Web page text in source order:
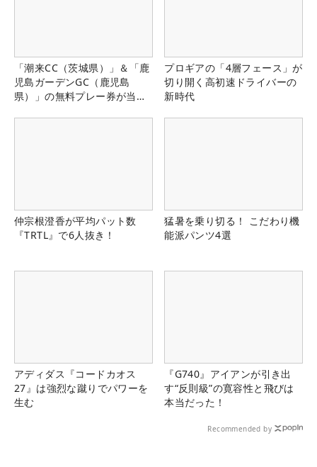
「潮来CC（茨城県）」＆「鹿
児島ガーデンGC（鹿児島
県）」の無料プレー券が当た
プロギアの「4層フェース」が
切り開く高初速ドライバーの
新時代
仲宗根澄香が平均パット数
『TRTL』で6人抜き！
猛暑を乗り切る！ こだわり機
能派パンツ4選
アディダス『コードカオス
27』は強烈な蹴りでパワーを
生む
『G740』アイアンが引き出
す“反則級”の寛容性と飛びは
本当だった！
Recommended by